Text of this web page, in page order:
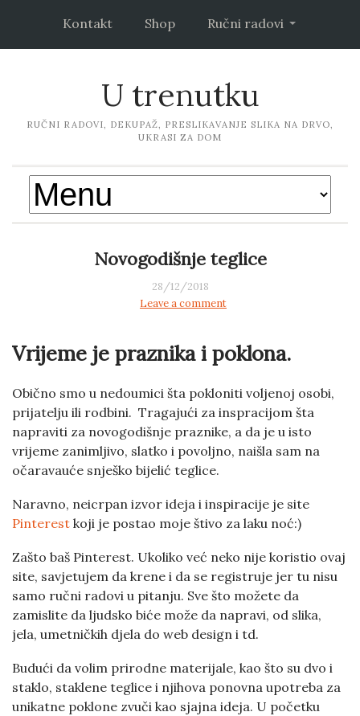
Kontakt Shop Ručni radovi
U trenutku
RUČNI RADOVI, DEKUPAŽ, PRESLIKAVANJE SLIKA NA DRVO,
UKRASI ZA DOM
Novogodišnje teglice
28/12/2018
Leave a comment
Vrijeme je praznika i poklona.
Obično smo u nedoumici šta pokloniti voljenoj osobi,
prijatelju ili rodbini. Tragajući za inspracijom šta
napraviti za novogodišnje praznike, a da je u isto
vrijeme zanimljivo, slatko i povoljno, naišla sam na
očaravauće snješko bijelić teglice.
Naravno, neicrpan izvor ideja i inspiracije je site
Pinterest koji je postao moje štivo za laku noć:)
Zašto baš Pinterest. Ukoliko već neko nije koristio ovaj
site, savjetujem da krene i da se registruje jer tu nisu
samo ručni radovi u pitanju. Sve što možete da
zamislite da ljudsko biće može da napravi, od slika,
jela, umetničkih djela do web design i td.
Budući da volim prirodne materijale, kao što su dvo i
staklo, staklene teglice i njihova ponovna upotreba za
unikatne poklone zvuči kao sjajna ideja. U početku